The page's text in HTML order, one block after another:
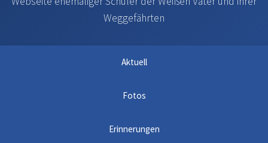
Weggefährten
Aktuell
Fotos
Erinnerungen